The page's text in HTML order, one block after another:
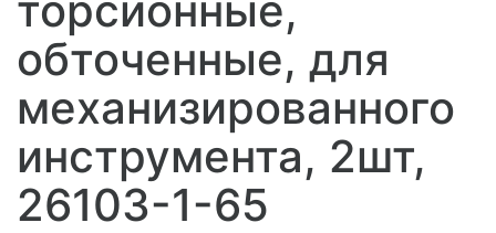
обточенные, для
механизированного
инструмента, 2шт,
26103-1-65